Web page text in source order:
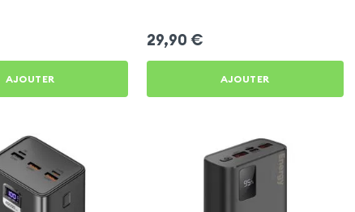
AJOUTER
29,90 €
AJOUTER